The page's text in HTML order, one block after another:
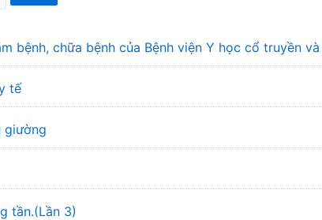
bệnh, chữa bệnh của Bệnh viện Y học cổ truyền
tế
giường
tần.(Lần 3)